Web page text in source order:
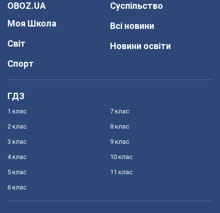
OBOZ.UA
Моя Школа
Світ
Спорт
Суспільство
Всі новини
Новини освіти
ГДЗ
1 клас
2 клас
3 клас
4 клас
5 клас
6 клас
7 клас
8 клас
9 клас
10 клас
11 клас